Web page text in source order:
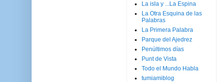
La isla y ...La Espina
La Otra Esquina de las
Palabras
La Primera Palabra
Parque del Ajedrez
Penúltimos días
Punt de Vista
Todo el Mundo Habla
tumiamiblog